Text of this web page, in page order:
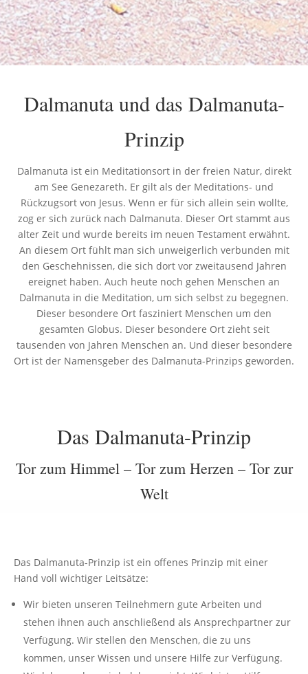
Dalmanuta und das Dalmanuta-
Prinzip
Dalmanuta ist ein Meditationsort in der freien Natur, direkt
am See Genezareth. Er gilt als der Meditations- und
Rückzugsort von Jesus. Wenn er für sich allein sein wollte,
zog er sich zurück nach Dalmanuta. Dieser Ort stammt aus
alter Zeit und wurde bereits im neuen Testament erwähnt.
An diesem Ort fühlt man sich unweigerlich verbunden mit
den Geschehnissen, die sich dort vor zweitausend Jahren
ereignet haben. Auch heute noch gehen Menschen an
Dalmanuta in die Meditation, um sich selbst zu begegnen.
Dieser besondere Ort fasziniert Menschen um den
gesamten Globus. Dieser besondere Ort zieht seit
tausenden von Jahren Menschen an. Und dieser besondere
Ort ist der Namensgeber des Dalmanuta-Prinzips geworden.
Das Dalmanuta-Prinzip
Tor zum Himmel – Tor zum Herzen – Tor zur
Welt
Das Dalmanuta-Prinzip ist ein offenes Prinzip mit einer
Hand voll wichtiger Leitsätze:
Wir bieten unseren Teilnehmern gute Arbeiten und
stehen ihnen auch anschließend als Ansprechpartner zur
Verfügung. Wir stellen den Menschen, die zu uns
kommen, unser Wissen und unsere Hilfe zur Verfügung.